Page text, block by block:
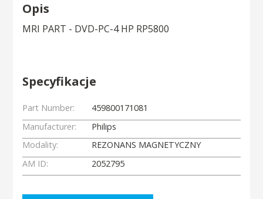
Opis
MRI PART - DVD-PC-4 HP RP5800
Specyfikacje
Part Number:
459800171081
Manufacturer:
Philips
Modality:
REZONANS MAGNETYCZNY
AM ID:
2052795